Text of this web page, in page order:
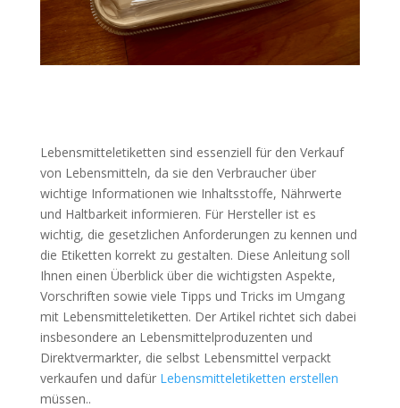
Lebensmitteletiketten sind essenziell für den Verkauf
von Lebensmitteln, da sie den Verbraucher über
wichtige Informationen wie Inhaltsstoffe, Nährwerte
und Haltbarkeit informieren. Für Hersteller ist es
wichtig, die gesetzlichen Anforderungen zu kennen und
die Etiketten korrekt zu gestalten. Diese Anleitung soll
Ihnen einen Überblick über die wichtigsten Aspekte,
Vorschriften sowie viele Tipps und Tricks im Umgang
mit Lebensmitteletiketten. Der Artikel richtet sich dabei
insbesondere an Lebensmittelproduzenten und
Direktvermarkter, die selbst Lebensmittel verpackt
verkaufen und dafür Lebensmitteletiketten erstellen
müssen..